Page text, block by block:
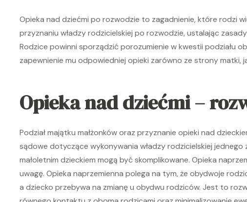
Opieka nad dziećmi po rozwodzie to zagadnienie, które rodzi
przyznaniu władzy rodzicielskiej po rozwodzie, ustalając
Rodzice powinni sporządzić porozumienie w kwestii podziału
zapewnienie mu odpowiedniej opieki zarówno ze strony matki,
Opieka nad dziećmi –
Podział majątku małżonków oraz przyznanie opieki nad
sądowe dotyczące wykonywania władzy rodzicielskiej
małoletnim dzieckiem mogą być skomplikowane. Opieka
uwagę. Opieka naprzemienna polega na tym, że obydwoje
a dziecko przebywa na zmianę u obydwu rodziców. Jest to